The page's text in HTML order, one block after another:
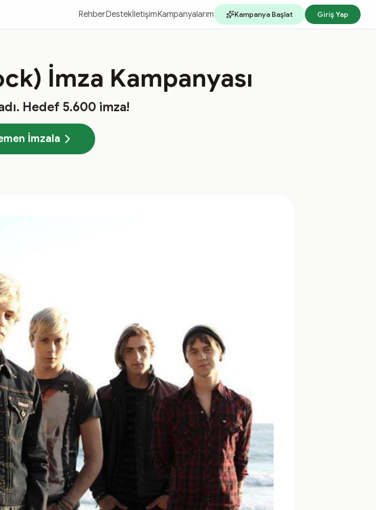
RehberDestekİletişimKampanyalarım Kampanya Başlat Giriş Yap
İmza Kampanyası
. Hedef 5.600 imza!
İmzala